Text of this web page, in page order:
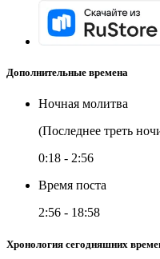
Дополнительные времена
Ночная молитва
(Последнее треть
0:18 - 2:56
Время поста
2:56 - 18:58
Хронология сегодняшних